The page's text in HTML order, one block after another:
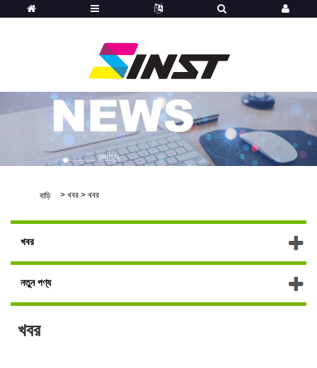
বাড়ি > খবর > খবর
খবর
নতুন পণ্য
খবর